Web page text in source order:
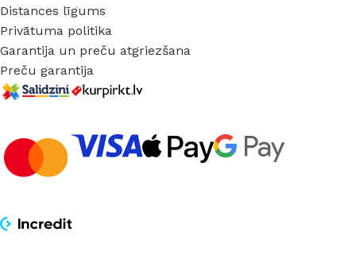
Distances līgums
Privātuma politika
Garantija un preču atgriezšana
Preču garantija